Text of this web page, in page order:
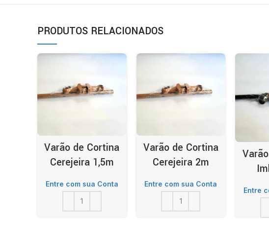
PRODUTOS RELACIONADOS
Varão de Cortina
Cerejeira 1,5m
Entre com sua Conta
Varão de Cortina
Cerejeira 2m
Entre com sua Conta
Entre